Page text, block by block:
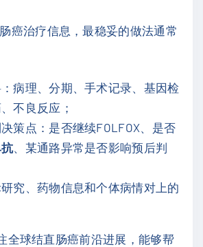
癌治疗信息，最稳妥的做法通常
病理、分期、手术记录、基因检
不良反应；
策点：是否继续FOLFOX、是否
、某通路异常是否影响预后判
究、药物信息和个体病情对上的
全球结直肠癌前沿进展，能够帮